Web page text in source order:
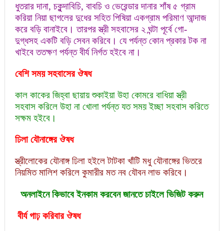
ধুতরার দানা, চকুন্দাবিচি, বাবচি ও ভেরেন্ডার দানার শাঁষ ৫ গ্রাম
করিয়া নিয়া ছাগলের দুধের সহিত পিষিয়া একগ্রাম পরিমাণ আন্দাজ
করে বড়ি বানাইবে। তারপর স্ত্রী সহবাসের ২ ঘন্টা পূর্বে গো-
দুগ্ধসহ একটি বড়ি সেবন করিবে। যে পর্যন্ত কোন প্রকার টক না
খাইবে ততক্ষণ পর্যন্ত বীর্য নির্গত হইবে না।
বেশিসময় সহবাসের ঔষধ
কাল কাকের জিহ্বা ছায়ায় শুকাইয়া উহা কোমরে বাধিয়া স্ত্রী
সহবাস করিলে উহা না খোলা পর্যন্ত যত সময় ইচ্ছা সহবাস করিতে
সক্ষম হইবে।
ঢিলা যৌনাঙ্গের ঔষধ
স্ত্রীলোকের যৌনাঙ্গ ঢিলা হইলে টাটকা খাঁটি মধু যৌনাঙ্গের ভিতরে
নিয়মিত মালিশ করিলে কুমারীর মত নব যৌবন লাভ করিবে।
অনলাইনে কিভাবে ইনকাম করবেন জানতে চাইলে ভিজিট করুন
বীর্য গাঢ় করিবার ঔষধ